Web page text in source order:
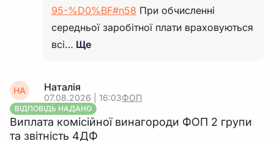
95-%D0%BF#n58 При обчисленні
середньої заробітної плати враховуються
всі… Ще
НА Наталія
07.08.2026 | 16:03ФОП
ВІДПОВІДЬ НАДАНО
Виплата комісійної винагороди ФОП 2 групи
та звітність 4ДФ